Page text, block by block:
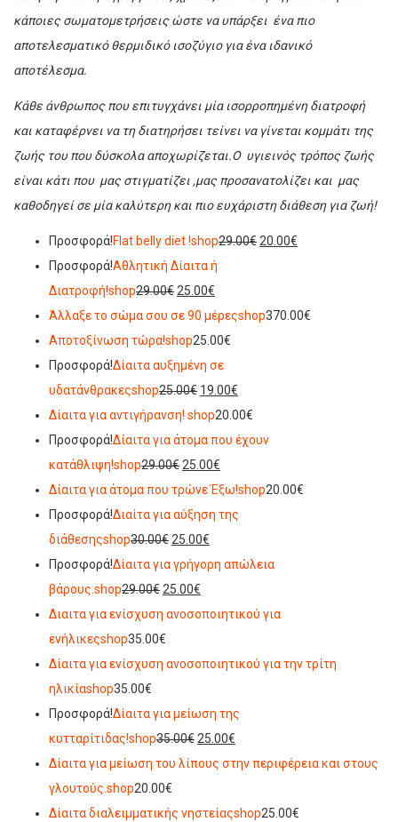
κάποιες σωματομετρήσεις ώστε να υπάρξει ένα πιο
αποτελεσματικό θερμιδικό ισοζύγιο για ένα ιδανικό
αποτέλεσμα.
Κάθε άνθρωπος που επιτυγχάνει μία ισορροπημένη διατροφή
και καταφέρνει να τη διατηρήσει τείνει να γίνεται κομμάτι της
ζωής του που δύσκολα αποχωρίζεται.Ο υγιεινός τρόπος ζωής
είναι κάτι που μας στιγματίζει ,μας προσανατολίζει και μας
καθοδηγεί σε μία καλύτερη και πιο ευχάριστη διάθεση για ζωή!
Προσφορά!Flat belly diet !shop29.00€ 20.00€
Προσφορά!Αθλητική Δίαιτα ή
Διατροφή!shop29.00€ 25.00€
Άλλαξε το σώμα σου σε 90 μέρεςshop370.00€
Αποτοξίνωση τώρα!shop25.00€
Προσφορά!Δίαιτα αυξημένη σε
υδατάνθρακεςshop25.00€ 19.00€
Δίαιτα για αντιγήρανση! shop20.00€
Προσφορά!Δίαιτα για άτομα που έχουν
κατάθλιψη!shop29.00€ 25.00€
Δίαιτα για άτομα που τρώνε Έξω!shop20.00€
Προσφορά!Διαίτα για αύξηση της
διάθεσηςshop30.00€ 25.00€
Προσφορά!Δίαιτα για γρήγορη απώλεια
βάρους. shop29.00€ 25.00€
Διαιτα για ενίσχυση ανοσοποιητικού για
ενήλικεςshop35.00€
Δίαιτα για ενίσχυση ανοσοποιητικού για την τρίτη
ηλικίαshop35.00€
Προσφορά!Δίαιτα για μείωση της
κυτταρίτιδας!shop35.00€ 25.00€
Δίαιτα για μείωση του λίπους στην περιφέρεια και στους
γλουτούς. shop20.00€
Δίαιτα διαλειμματικής νηστείαςshop25.00€